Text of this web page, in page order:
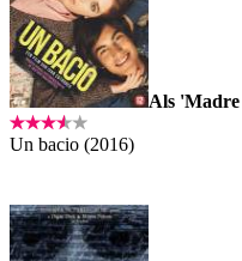
Als
Un bacio (2016)